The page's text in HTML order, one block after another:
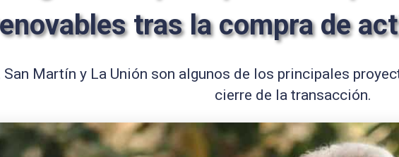
tras la compra de
San Martín y La Unión son algunos de los principales
cierre de la transacción.